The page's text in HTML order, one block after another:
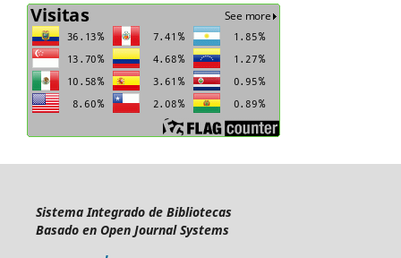
Sistema Integrado de Bibliotecas
Basado en Open Journal Systems